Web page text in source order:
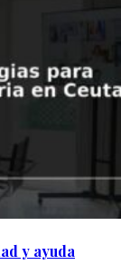
y ayuda